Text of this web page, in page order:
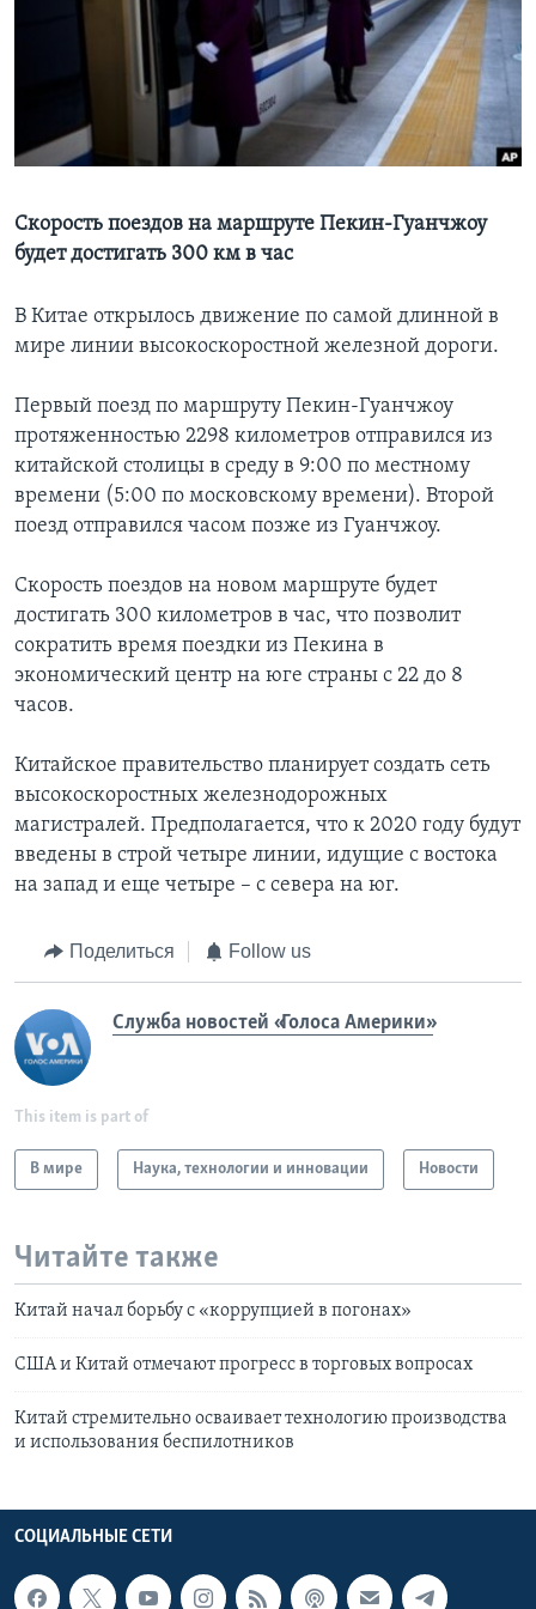
Learning English
Языки
Скорость поездов на маршруте Пекин-Гуанчжоу
будет достигать 300 км в час
В Китае открылось движение по самой длинной в
мире линии высокоскоростной железной дороги.
Первый поезд по маршруту Пекин-Гуанчжоу
протяженностью 2298 километров отправился из
китайской столицы в среду в 9:00 по местному
времени (5:00 по московскому времени). Второй
поезд отправился часом позже из Гуанчжоу.
Скорость поездов на новом маршруте будет
достигать 300 километров в час, что позволит
сократить время поездки из Пекина в
экономический центр на юге страны с 22 до 8
часов.
Китайское правительство планирует создать сеть
высокоскоростных железнодорожных
магистралей. Предполагается, что к 2020 году будут
введены в строй четыре линии, идущие с востока
на запад и еще четыре – с севера на юг.
Поделиться Follow us
Служба новостей «Голоса Америки»
This item is part of
В мире Наука, технологии и инновации Новости
Читайте также
Китай начал борьбу с «коррупцией в погонах»
США и Китай отмечают прогресс в торговых вопросах
Китай стремительно осваивает технологию производства
и использования беспилотников
СОЦИАЛЬНЫЕ СЕТИ